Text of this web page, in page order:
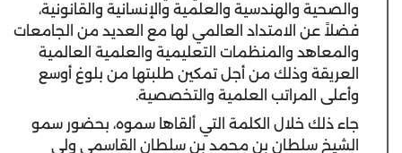
والصحية والهندسية والعلمية والإنسانية والقانونية،
فضلاً عن الامتداد العالمي لها مع العديد من الجامعات
والمعاهد والمنظمات التعليمية والعلمية العالمية
العريقة وذلك من أجل تمكين طلبتها من بلوغ أوسع
وأعلى المراتب العلمية والتخصصية.
جاء ذلك خلال الكلمة التي ألقاها سموه، بحضور سمو
الشيخ سلطان بن محمد بن سلطان القاسمي ولي